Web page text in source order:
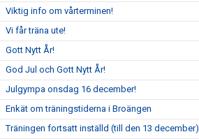
Viktig info om vårterminen!
Vi får träna ute!
Gott Nytt År!
God Jul och Gott Nytt År!
Julgympa onsdag 16 december!
Enkät om träningstiderna i Broängen
Träningen fortsatt inställd (till den 13 december)